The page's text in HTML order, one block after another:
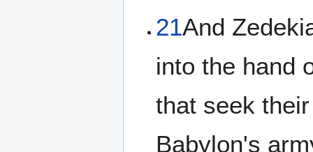
21And
into the hand
that seek
Babylon's